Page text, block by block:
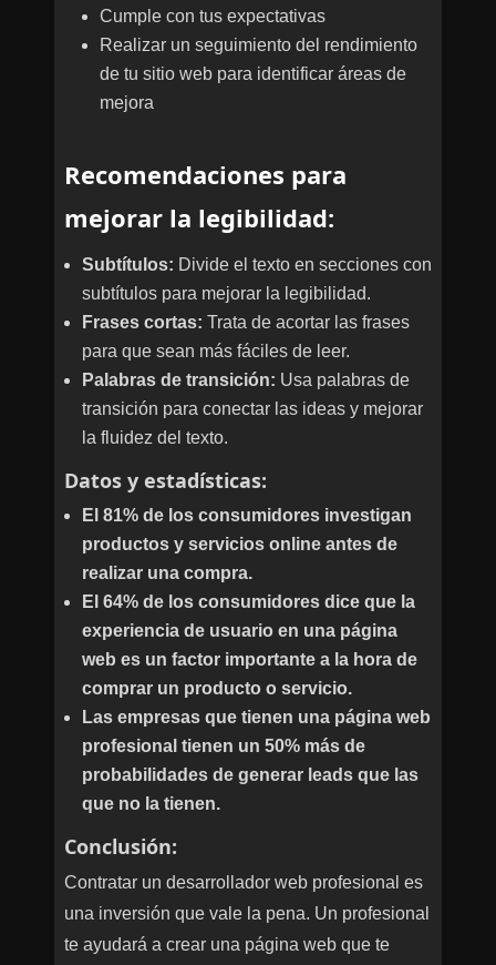
Cumple con tus expectativas
Realizar un seguimiento del rendimiento
de tu sitio web para identificar áreas de
mejora
Recomendaciones para
mejorar la legibilidad:
Subtítulos: Divide el texto en secciones con
subtítulos para mejorar la legibilidad.
Frases cortas: Trata de acortar las frases
para que sean más fáciles de leer.
Palabras de transición: Usa palabras de
transición para conectar las ideas y mejorar
la fluidez del texto.
Datos y estadísticas:
El 81% de los consumidores investigan
productos y servicios online antes de
realizar una compra.
El 64% de los consumidores dice que la
experiencia de usuario en una página
web es un factor importante a la hora de
comprar un producto o servicio.
Las empresas que tienen una página web
profesional tienen un 50% más de
probabilidades de generar leads que las
que no la tienen.
Conclusión:
Contratar un desarrollador web profesional es
una inversión que vale la pena. Un profesional
te ayudará a crear una página web que te